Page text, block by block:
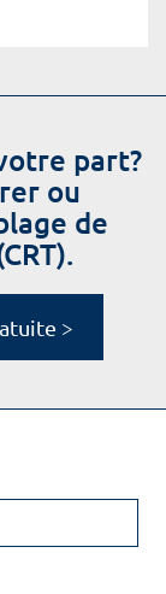
part?
ou
de
>